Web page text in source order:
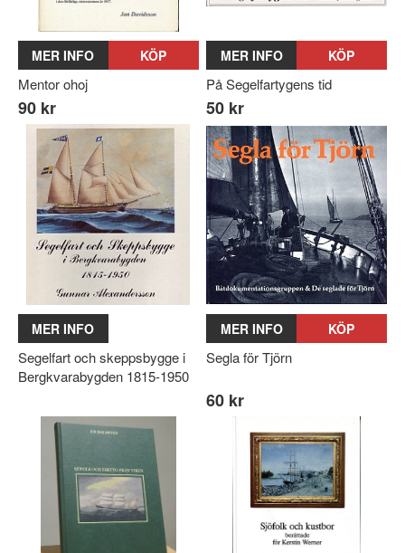
MER INFO KÖP
Mentor ohoj
90 kr
MER INFO KÖP
På Segelfartygens tid
50 kr
MER INFO
Segelfart och skeppsbygge i
Bergkvarabygden 1815-1950
MER INFO KÖP
Segla för Tjörn
60 kr